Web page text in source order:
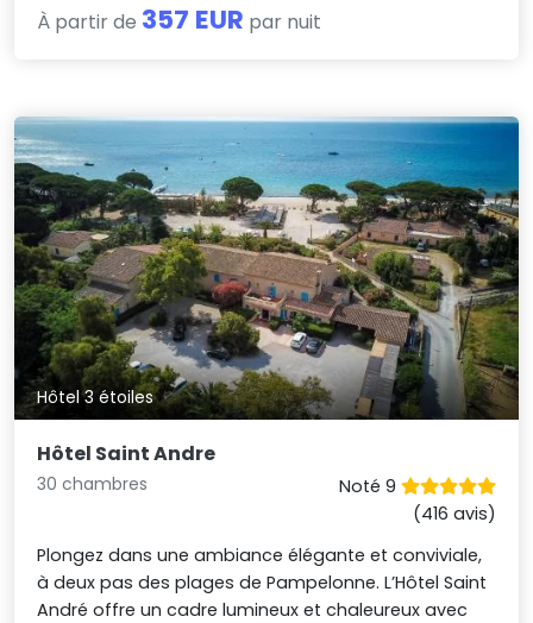
À partir de 357 EUR par nuit
Hôtel 3 étoiles
Hôtel Saint Andre
30 chambres
Noté 9
(416 avis)
Plongez dans une ambiance élégante et conviviale,
à deux pas des plages de Pampelonne. L’Hôtel Saint
André offre un cadre lumineux et chaleureux avec